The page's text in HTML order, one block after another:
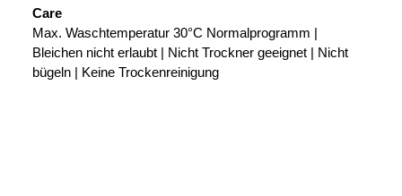
Care
Max. Waschtemperatur 30°C Normalprogramm |
Bleichen nicht erlaubt | Nicht Trockner geeignet | Nicht
bügeln | Keine Trockenreinigung